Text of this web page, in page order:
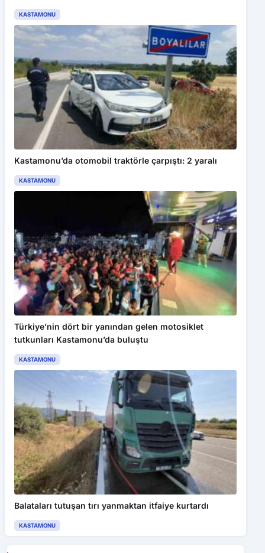
KASTAMONU
Kastamonu’da otomobil traktörle çarpıştı: 2 yaralı
KASTAMONU
Türkiye’nin dört bir yanından gelen motosiklet
tutkunları Kastamonu’da buluştu
KASTAMONU
Balataları tutuşan tırı yanmaktan itfaiye kurtardı
KASTAMONU